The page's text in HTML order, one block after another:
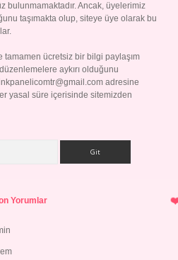
bulunmamaktadır. Ancak, üyelerimiz
taşımakta olup, siteye üye olarak bu
tamamen ücretsiz bir bilgi paylaşım
aykırı olduğunu
adresine
yasal süre içerisinde sitemizden
Yorumlar